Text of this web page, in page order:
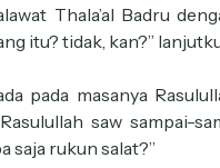
Thala’al Badru
itu? tidak, kan?”
pada masanya
saw sampai-
saja rukun salat?”